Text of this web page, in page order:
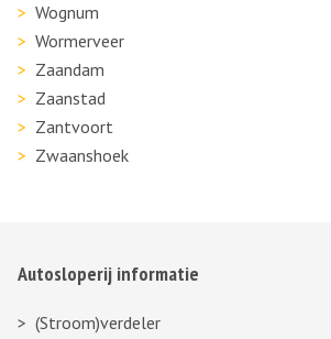
Wognum
Wormerveer
Zaandam
Zaanstad
Zantvoort
Zwaanshoek
Autosloperij informatie
(Stroom)verdeler